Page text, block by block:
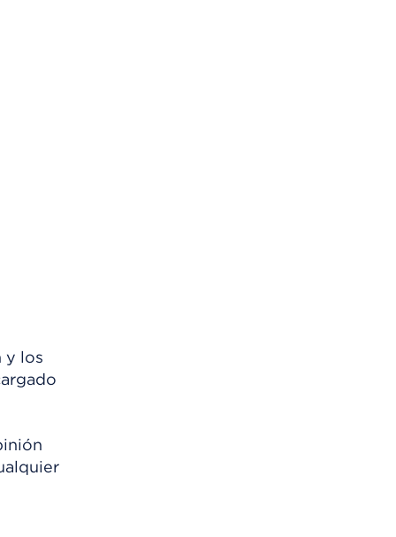
y los